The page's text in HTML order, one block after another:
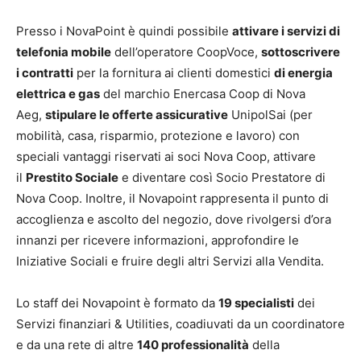
Presso i NovaPoint è quindi possibile attivare i servizi di
telefonia mobile dell’operatore CoopVoce, sottoscrivere
i contratti per la fornitura ai clienti domestici di energia
elettrica e gas del marchio Enercasa Coop di Nova
Aeg, stipulare le offerte assicurative UnipolSai (per
mobilità, casa, risparmio, protezione e lavoro) con
speciali vantaggi riservati ai soci Nova Coop, attivare
il Prestito Sociale e diventare così Socio Prestatore di
Nova Coop. Inoltre, il Novapoint rappresenta il punto di
accoglienza e ascolto del negozio, dove rivolgersi d’ora
innanzi per ricevere informazioni, approfondire le
Iniziative Sociali e fruire degli altri Servizi alla Vendita.
Lo staff dei Novapoint è formato da 19 specialisti dei
Servizi finanziari & Utilities, coadiuvati da un coordinatore
e da una rete di altre 140 professionalità della